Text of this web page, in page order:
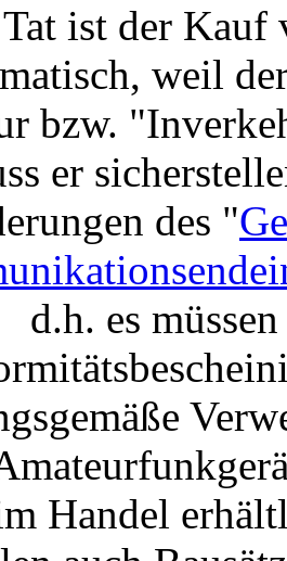
ist der Kauf
weil
bzw.
er
des "
d.h. es
Handel